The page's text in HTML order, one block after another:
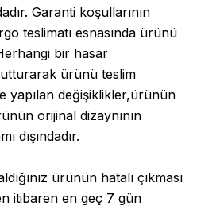
Garanti koşullarının
teslimatı esnasında ürünü
bir hasar
ürünü teslim
yapılan değişiklikler,ürünün
orijinal dizaynının
dışındadır.
ürünün hatalı çıkması
itibaren en geç 7 gün